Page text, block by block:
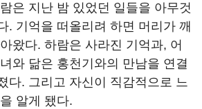
은 지난 밤 있었던 일들을 아무것
. 기억을 떠올리려 하면 머리가 깨
왔다. 하람은 사라진 기억과, 어
와 닮은 홍천기와의 만남을 연결
다. 그리고 자신이 직감적으로 느
알게 됐다.